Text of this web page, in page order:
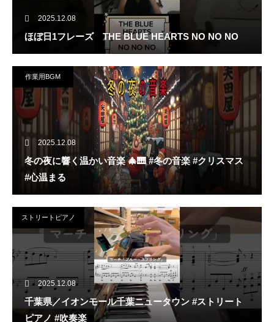
2025.12.08
ほぼ日1フレーズ THE BLUE HEARTS NO NO NO
作業用BGM
2025.12.08
冬の夜に響く温かい音楽 🎄🎹 #冬の音楽 #クリスマス
#心温まる
ストリートピアノ
2025.12.08
千葉県／イオンモール千葉ニュータウン #ストリート
ピアノ #吹奏楽